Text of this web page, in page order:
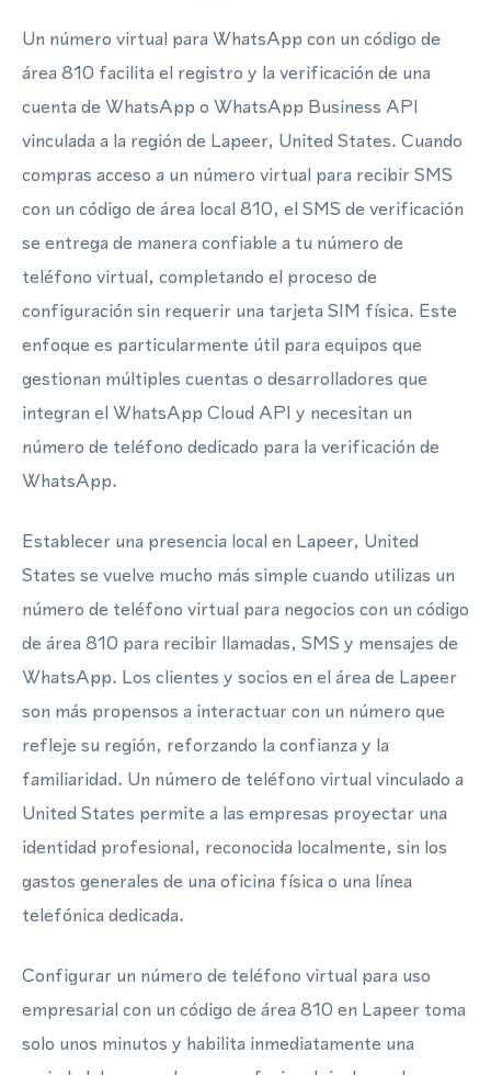
Un número virtual para WhatsApp con un código de
área 810 facilita el registro y la verificación de una
cuenta de WhatsApp o WhatsApp Business API
vinculada a la región de Lapeer, United States. Cuando
compras acceso a un número virtual para recibir SMS
con un código de área local 810, el SMS de verificación
se entrega de manera confiable a tu número de
teléfono virtual, completando el proceso de
configuración sin requerir una tarjeta SIM física. Este
enfoque es particularmente útil para equipos que
gestionan múltiples cuentas o desarrolladores que
integran el WhatsApp Cloud API y necesitan un
número de teléfono dedicado para la verificación de
WhatsApp.
Establecer una presencia local en Lapeer, United
States se vuelve mucho más simple cuando utilizas un
número de teléfono virtual para negocios con un código
de área 810 para recibir llamadas, SMS y mensajes de
WhatsApp. Los clientes y socios en el área de Lapeer
son más propensos a interactuar con un número que
refleje su región, reforzando la confianza y la
familiaridad. Un número de teléfono virtual vinculado a
United States permite a las empresas proyectar una
identidad profesional, reconocida localmente, sin los
gastos generales de una oficina física o una línea
telefónica dedicada.
Configurar un número de teléfono virtual para uso
empresarial con un código de área 810 en Lapeer toma
solo unos minutos y habilita inmediatamente una